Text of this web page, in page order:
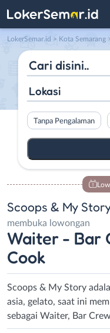
LokerSemar.id > Kota Semarang
Lokasi
Tanpa Pengalaman
Scoops & My
membuka lowongan
Waiter - Bar
Cook
Scoops & My Story
asia, gelato, saat ini
sebagai Waiter, Bar